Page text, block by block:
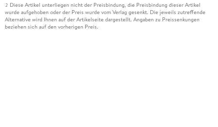
2 Diese Artikel unterliegen nicht der Preisbindung, die Preisbindung dieser Artikel
wurde aufgehoben oder der Preis wurde vom Verlag gesenkt. Die jeweils zutreffende
Alternative wird Ihnen auf der Artikelseite dargestellt. Angaben zu Preissenkungen
beziehen sich auf den vorherigen Preis.